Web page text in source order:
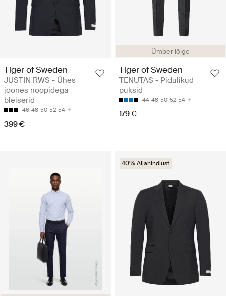
Tiger of Sweden
JUSTIN RWS - Ühes
joones nööpidega
bleiserid
46 48 50 52 54
399 €
Ümber lõige
Tiger of Sweden
TENUTAS - Pidulikud
püksid
44 48 50 52 54
179 €
40% Allahindlust